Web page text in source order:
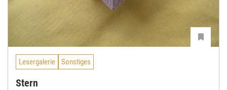
Lesergalerie Sonstiges
Stern